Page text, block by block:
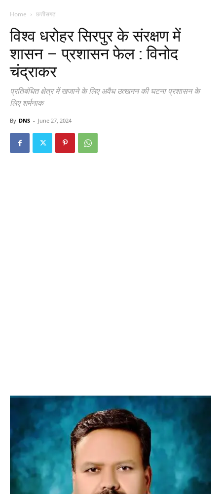
Home छत्तीसगढ़
विश्व धरोहर सिरपुर के संरक्षण में
शासन – प्रशासन फेल : विनोद
चंद्राकर
प्रतिबंधित क्षेत्र में खजाने के लिए अवैध उत्खनन की घटना प्रशासन के
लिए शर्मनाक
By DNS - June 27, 2024